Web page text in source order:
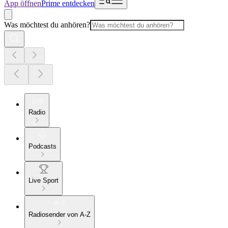
App öffnenPrime entdecken
Was möchtest du anhören?
Radio
Podcasts
Live Sport
Radiosender von A-Z